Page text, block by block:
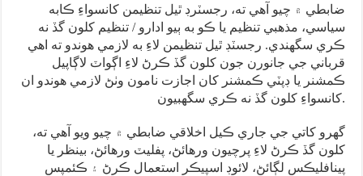
ضابطي ۾ چيو آهي ته، رجسٽرڊ ٿيل تنظيمن کانسواءِ ڪابه
سياسي، مذهبي تنظيم يا ڪو به ٻيو ادارو / تنظيم کلون گڏ نه
ڪري سگهندي. رجسٽڊ ٿيل تنظيمن لاءِ به لازمي هوندو ته اهي
قرباني جي جانورن جون کلون گڏ ڪرڻ لاءِ اڳواٽ لاڳاپيل
ڪمشنر يا ڊپٽي ڪمشنر کان اجازت نامون وٺڻ لازمي هوندو ان
کانسواءِ کلون گڏ نه ڪري سگهبيون.
گهرو کاتي جي جاري ڪيل اخلاقي ضابطي ۾ چيو ويو آهي ته،
کلون گڏ ڪرڻ لاءِ پرچيون ورهائڻ، پفليٽ ورهائڻ، بينظر يا
پينافليڪس لڳائڻ، لائوڊ اسپيڪر استعمال ڪرڻ ۽ ڪئمپس